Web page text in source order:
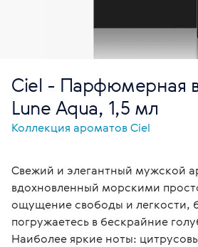
Ciel - Парфюмерная
Lune Aqua, 1,5 мл
Коллекция ароматов Ciel
Свежий и элегантный мужской
вдохновленный морскими
ощущение свободы и легкости,
погружаетесь в бескрайние
Наиболее яркие ноты: